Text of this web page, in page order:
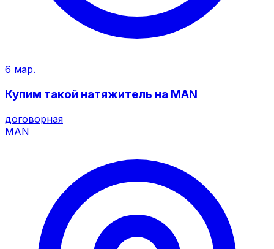
6 мар.
Купим такой натяжитель на MAN
договорная
MAN